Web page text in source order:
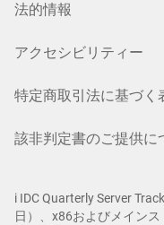
法的情報
アクセシビリティー
特定商取引法に基づく
該非判定書のご提供に
i IDC Quarterly Server
日）、x86およびメイン